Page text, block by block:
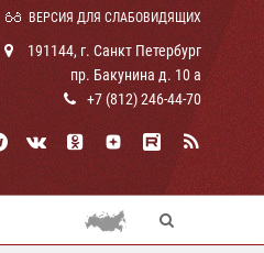
ВЕРСИЯ ДЛЯ СЛАБОВИДЯЩИХ
191144, г. Санкт Петербург
пр. Бакунина д. 10 а
+7 (812) 246-44-70